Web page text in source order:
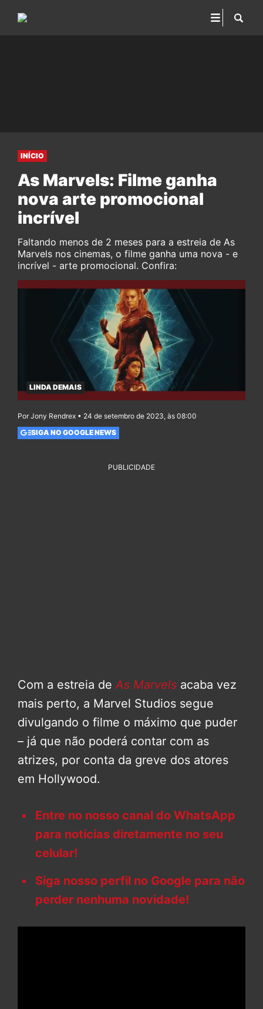
INÍCIO
As Marvels: Filme ganha
nova arte promocional
incrível
Faltando menos de 2 meses para a estreia de As
Marvels nos cinemas, o filme ganha uma nova - e
incrível - arte promocional. Confira:
LINDA DEMAIS
Por Jony Rendrex • 24 de setembro de 2023, às 08:00
SIGA NO GOOGLE NEWS
PUBLICIDADE
Com a estreia de As Marvels acaba vez
mais perto, a Marvel Studios segue
divulgando o filme o máximo que puder
– já que não poderá contar com as
atrizes, por conta da greve dos atores
em Hollywood.
Entre no nosso canal do WhatsApp
para notícias diretamente no seu
celular!
Siga nosso perfil no Google para não
perder nenhuma novidade!